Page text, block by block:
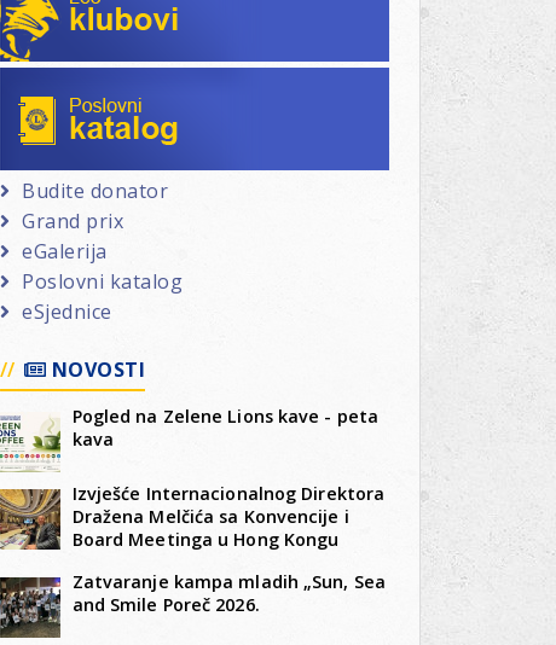
Budite donator
Grand prix
eGalerija
Poslovni katalog
eSjednice
NOVOSTI
Pogled na Zelene Lions kave - peta
kava
Izvješće Internacionalnog Direktora
Dražena Melčića sa Konvencije i
Board Meetinga u Hong Kongu
Zatvaranje kampa mladih „Sun, Sea
and Smile Poreč 2026.